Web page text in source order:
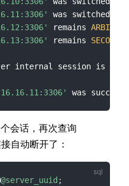
was switched
remains
remains
internal session is not
was
会话，再次查询
自动断开了：
@server_uuid ;